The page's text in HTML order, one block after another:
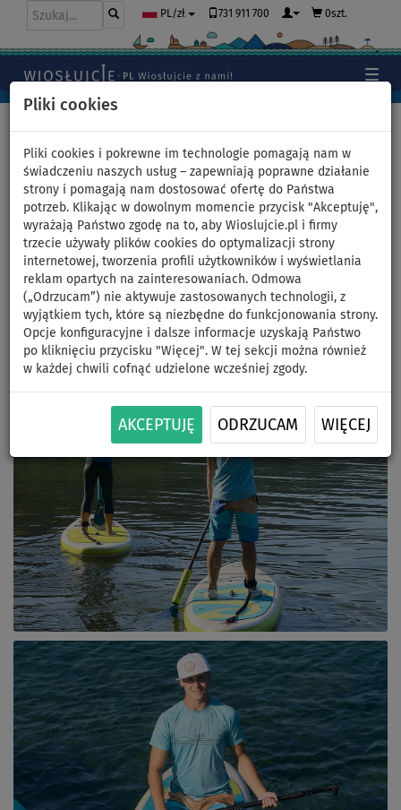
Pliki cookies
Pliki cookies i pokrewne im technologie pomagają nam w
świadczeniu naszych usług – zapewniają poprawne działanie
strony i pomagają nam dostosować ofertę do Państwa
potrzeb. Klikając w dowolnym momencie przycisk "Akceptuję",
wyrażają Państwo zgodę na to, aby Wioslujcie.pl i firmy
trzecie używały plików cookies do optymalizacji strony
internetowej, tworzenia profili użytkowników i wyświetlania
reklam opartych na zainteresowaniach. Odmowa
(„Odrzucam”) nie aktywuje zastosowanych technologii, z
wyjątkiem tych, które są niezbędne do funkcjonowania strony.
Opcje konfiguracyjne i dalsze informacje uzyskają Państwo
po kliknięciu przycisku "Więcej". W tej sekcji można również
w każdej chwili cofnąć udzielone wcześniej zgody.
AKCEPTUJĘ ODRZUCAM WIĘCEJ
PL/zł 731 911 700 0szt.
Zestaw męski 2 - neonowy
zielony - lycra krótki rękaw,
spodenki MMA WAVE
Model ma 170 cm wzrostu. Ma na sobie krótki rękaw z lycry w
rozmiarze M i spodenki MMA w rozmiarze M. Wiosłujcie w
ulubionym kolorze - PADDLEFASHION.com